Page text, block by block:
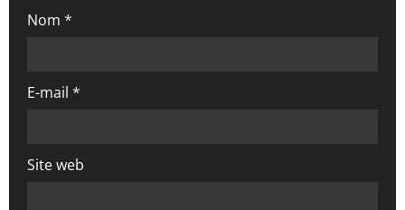
i
l
Nom *
E-mail *
Site web